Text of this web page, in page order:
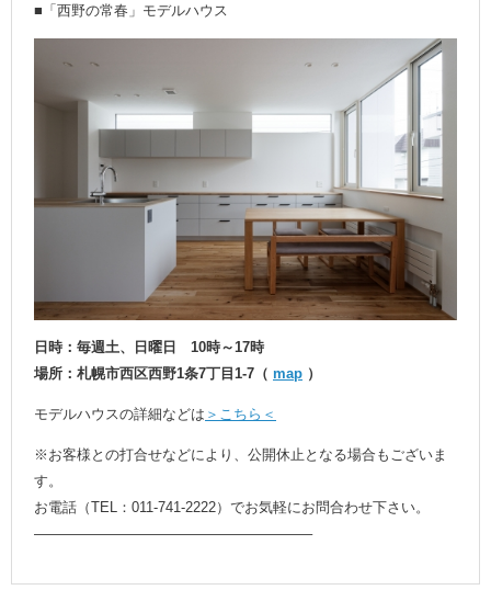
■「西野の常春」モデルハウス
日時：毎週土、日曜日 10時～17時
場所：札幌市西区西野1条7丁目1-7（ map ）
モデルハウスの詳細などは ＞こちら＜
※お客様との打合せなどにより、公開休止となる場合もございま
す。
お電話（TEL：011-741-2222）でお気軽にお問合わせ下さい。
———————————————————–